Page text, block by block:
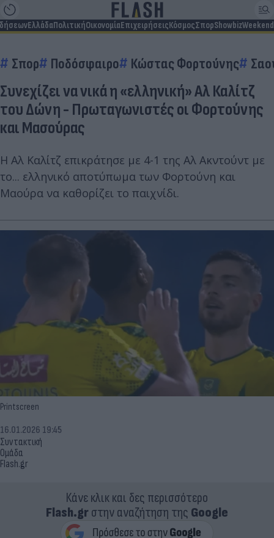
ΕλλάδαΠολιτικήΟικονομίαΕπιχειρήσειςΚόσμοςΣπορShowbizWeekend
Σπορ Ποδόσφαιρο Κώστας Φορτούνης
Συνεχίζει να νικά η «ελληνική» Αλ Καλίτζ
του Δώνη - Πρωταγωνιστές οι Φορτούνης
και Μασούρας
Η Αλ Καλίτζ επικράτησε με 4-1 της Αλ Ακντούντ με
το... ελληνικό αποτύπωμα των Φορτούνη και
Μαούρα να καθορίζει το παιχνίδι.
Printscreen
Συντακτική
Ομάδα
Flash.gr
16.01.2026 19:45
Κάνε κλικ και δες περισσότερο
Flash.grστην αναζήτηση της Google